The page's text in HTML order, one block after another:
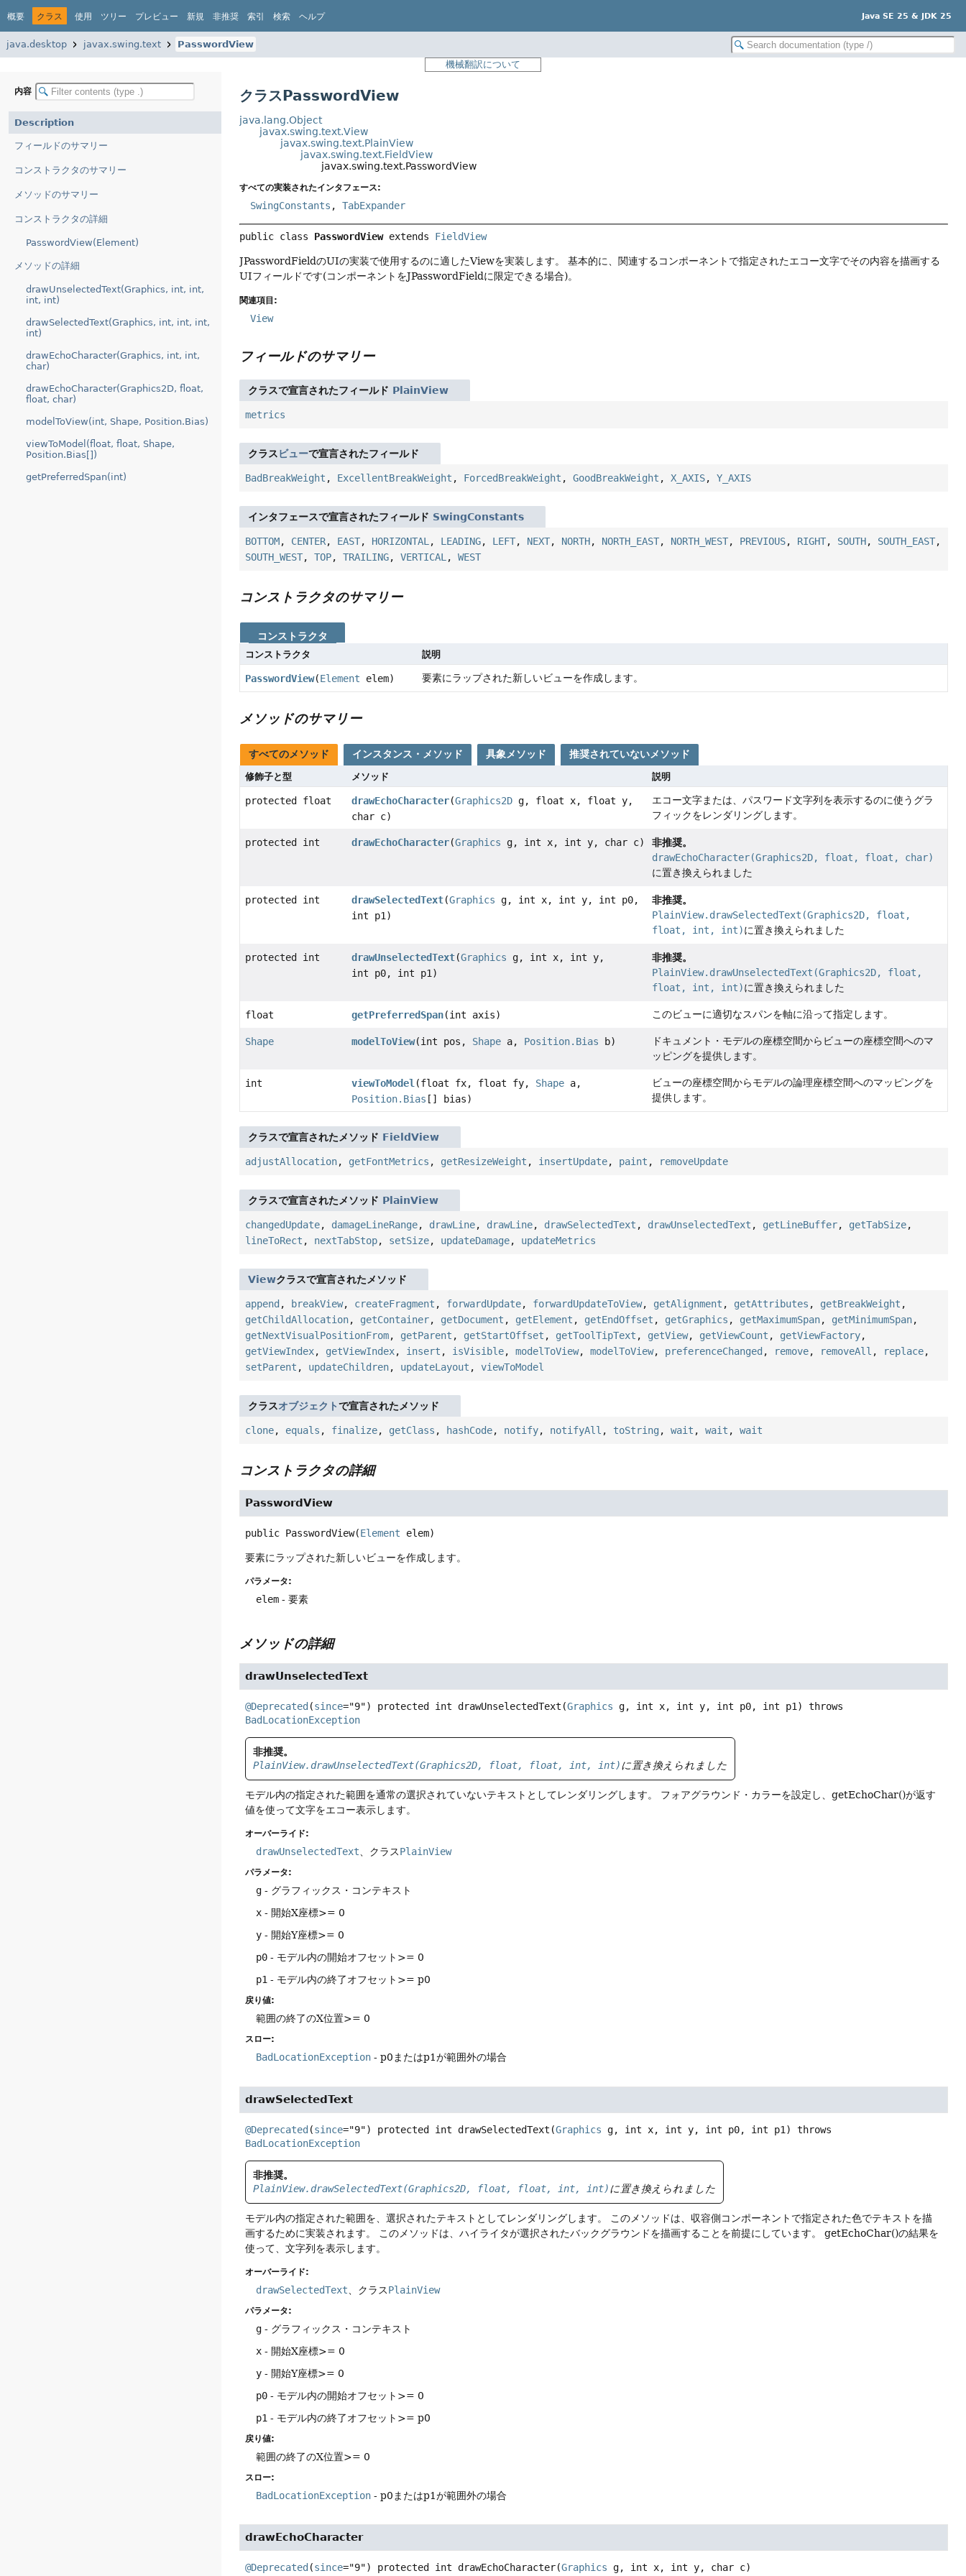
概要 クラス 使用 ツリー プレビュー 新規 非推奨 索引 検索 ヘルプ Java SE 25 & JDK 25
java.desktop javax.swing.text
PasswordView
機械翻訳について
内容
Description
フィールドのサマリー
コンストラクタのサマリー
メソッドのサマリー
コンストラクタの詳細
PasswordView(Element)
メソッドの詳細
drawUnselectedText(Graphics, int, int,
int, int)
drawSelectedText(Graphics, int, int, int,
int)
drawEchoCharacter(Graphics, int, int,
char)
drawEchoCharacter(Graphics2D, float,
float, char)
modelToView(int, Shape, Position.Bias)
viewToModel(float, float, Shape,
Position.Bias[])
getPreferredSpan(int)
クラスPasswordView
java.lang.Object
javax.swing.text.View
javax.swing.text.PlainView
javax.swing.text.FieldView
javax.swing.text.PasswordView
すべての実装されたインタフェース:
SwingConstants ,TabExpander
public class PasswordView extends FieldView
JPasswordFieldのUIの実装で使用するのに適したViewを実装します。
基本的に、関連するコンポーネントで指定されたエコー文字でその内容を描画する
UIフィールドです(コンポーネントをJPasswordFieldに限定できる場合)。
関連項目:
View
フィールドのサマリー
クラスで宣言されたフィールド PlainView
metrics
クラスビューで宣言されたフィールド
BadBreakWeight , ExcellentBreakWeight , ForcedBreakWeight ,GoodBreakWeight ,X_AXIS,Y_AXIS
インタフェースで宣言されたフィールド SwingConstants
BOTTOM, CENTER, EAST, HORIZONTAL , LEADING, LEFT, NEXT, NORTH, NORTH_EAST, NORTH_WEST, PREVIOUS, RIGHT, SOUTH, SOUTH_EAST,
SOUTH_WEST,TOP,TRAILING,VERTICAL ,WEST
コンストラクタのサマリー
コンストラクタ
コンストラクタ 説明
PasswordView(Element elem) 要素にラップされた新しいビューを作成します。
メソッドのサマリー
すべてのメソッド インスタンス・メソッド 具象メソッド 推奨されていないメソッド
修飾子と型 メソッド 説明
protected float drawEchoCharacter(Graphics2Dg, float x, float y,
char c)
エコー文字または、パスワード文字列を表示するのに使うグラ
フィックをレンダリングします。
protected int drawEchoCharacter(Graphics g, int x, int y, char c) 非推奨。
drawEchoCharacter(Graphics2D, float, float, char)
に置き換えられました
protected int drawSelectedText(Graphics g, int x, int y, int p0,
int p1)
非推奨。
PlainView.drawSelectedText(Graphics2D, float,
float, int, int)に置き換えられました
protected int drawUnselectedText(Graphics g, int x, int y,
int p0, int p1)
非推奨。
PlainView.drawUnselectedText(Graphics2D, float,
float, int, int)に置き換えられました
float getPreferredSpan(int axis) このビューに適切なスパンを軸に沿って指定します。
Shape modelToView(int pos, Shapea, Position.Bias b)
ドキュメント・モデルの座標空間からビューの座標空間へのマ
ッピングを提供します。
int viewToModel (float fx, float fy, Shapea,
Position.Bias [] bias)
ビューの座標空間からモデルの論理座標空間へのマッピングを
提供します。
クラスで宣言されたメソッド FieldView
adjustAllocation, getFontMetrics , getResizeWeight , insertUpdate, paint , removeUpdate
クラスで宣言されたメソッド PlainView
changedUpdate, damageLineRange, drawLine, drawLine, drawSelectedText , drawUnselectedText , getLineBuffer, getTabSize,
lineToRect , nextTabStop, setSize, updateDamage, updateMetrics
Viewクラスで宣言されたメソッド
append , breakView, createFragment , forwardUpdate, forwardUpdateToView, getAlignment , getAttributes , getBreakWeight ,
getChildAllocation, getContainer, getDocument , getElement , getEndOffset , getGraphics , getMaximumSpan, getMinimumSpan,
getNextVisualPositionFrom, getParent , getStartOffset , getToolTipText , getView, getViewCount , getViewFactory,
getViewIndex, getViewIndex, insert , isVisible,modelToView,modelToView, preferenceChanged , remove, removeAll , replace,
setParent , updateChildren, updateLayout ,viewToModel
クラスオブジェクトで宣言されたメソッド
clone, equals , finalize, getClass , hashCode, notify, notifyAll , toString ,wait ,wait ,wait
コンストラクタの詳細
PasswordView
public PasswordView(Element elem)
要素にラップされた新しいビューを作成します。
パラメータ:
elem - 要素
メソッドの詳細
drawUnselectedText
@Deprecated (since="9") protected int drawUnselectedText (Graphics g, int x, int y, int p0, int p1)
throws
BadLocationException
非推奨。
PlainView.drawUnselectedText(Graphics2D, float, float, int, int)に置き換えられました
モデル内の指定された範囲を通常の選択されていないテキストとしてレンダリングします。
フォアグラウンド・カラーを設定し、getEchoChar()が返す
値を使って文字をエコー表示します。
オーバーライド:
drawUnselectedText、クラスPlainView
パラメータ:
g - グラフィックス・コンテキスト
x - 開始X座標>= 0
y - 開始Y座標>= 0
p0 - モデル内の開始オフセット>= 0
p1 - モデル内の終了オフセット>= p0
戻り値:
範囲の終了のX位置>= 0
スロー:
BadLocationException - p0またはp1が範囲外の場合
drawSelectedText
@Deprecated(since="9") protected int drawSelectedText (Graphics g, int x, int y, int p0, int p1)
throws
BadLocationException
非推奨。
PlainView.drawSelectedText(Graphics2D, float, float, int, int)に置き換えられました
モデル内の指定された範囲を、選択されたテキストとしてレンダリングします。
このメソッドは、収容側コンポーネントで指定された色でテキストを描
画するために実装されます。
このメソッドは、ハイライタが選択されたバックグラウンドを描画することを前提にしています。
getEchoChar()の結果を
使って、文字列を表示します。
オーバーライド:
drawSelectedText 、クラスPlainView
パラメータ:
g - グラフィックス・コンテキスト
x - 開始X座標>= 0
y - 開始Y座標>= 0
p0 - モデル内の開始オフセット>= 0
p1 - モデル内の終了オフセット>= p0
戻り値:
範囲の終了のX位置>= 0
スロー:
BadLocationException - p0またはp1が範囲外の場合
drawEchoCharacter
@Deprecated (since="9") protected int drawEchoCharacter(Graphics g, int x, int y, char c)